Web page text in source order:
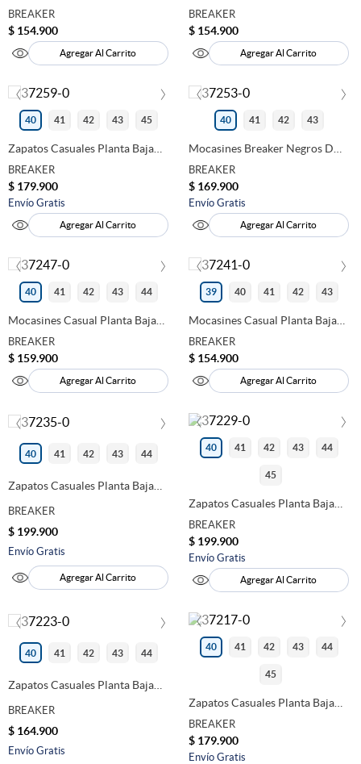
Elegantes 280676
BREAKER
$ 154.900
Agregar Al Carrito
BREAKER
$ 154.900
Agregar Al Carrito
‹ ›
40 41 42 43 45
Zapatos Casuales Planta Baja
280491
BREAKER
$ 179.900
Envío Gratis
Agregar Al Carrito
‹ ›
40 41 42 43
Mocasines Breaker Negros De
280489
BREAKER
$ 169.900
Envío Gratis
Agregar Al Carrito
‹ ›
40 41 42 43 44
Mocasines Casual Planta Baja
BREAKER
$ 159.900
Agregar Al Carrito
‹ ›
39 40 41 42 43
Mocasines Casual Planta Baja
BREAKER
$ 154.900
Agregar Al Carrito
‹ ›
40 41 42 43 44
Zapatos Casuales Planta Baja
BREAKER
$ 199.900
Envío Gratis
Agregar Al Carrito
‹ ›
40 41 42 43 44
45
Zapatos Casuales Planta Baja
280188
BREAKER
$ 199.900
Envío Gratis
Agregar Al Carrito
‹ ›
40 41 42 43 44
Zapatos Casuales Planta Baja
BREAKER
$ 164.900
Envío Gratis
‹ ›
40 41 42 43 44
45
Zapatos Casuales Planta Baja
BREAKER
$ 179.900
Envío Gratis